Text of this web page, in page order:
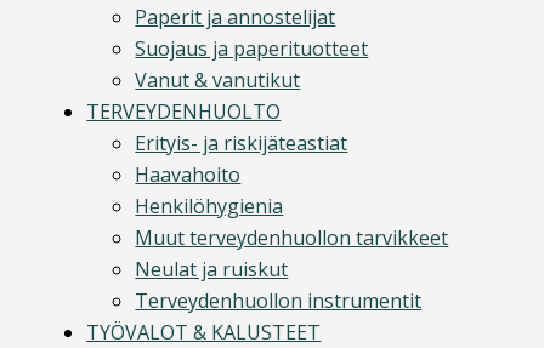
Paperit ja annostelijat
Suojaus ja paperituotteet
Vanut & vanutikut
TERVEYDENHUOLTO
Erityis- ja riskijäteastiat
Haavahoito
Henkilöhygienia
Muut terveydenhuollon tarvikkeet
Neulat ja ruiskut
Terveydenhuollon instrumentit
TYÖVALOT & KALUSTEET